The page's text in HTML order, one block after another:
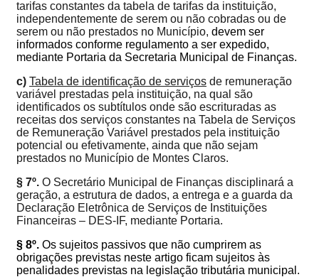
tarifas constantes da tabela de tarifas da instituição,
independentemente de serem ou não cobradas ou de
serem ou não prestados no Município, devem ser
informados conforme regulamento a ser expedido,
mediante Portaria da Secretaria Municipal de Finanças.
c) Tabela de identificação de serviços de remuneração
variável prestadas pela instituição, na qual são
identificados os subtítulos onde são escrituradas as
receitas dos serviços constantes na Tabela de Serviços
de Remuneração Variável prestados pela instituição
potencial ou efetivamente, ainda que não sejam
prestados no Município de Montes Claros.
§ 7º. O Secretário Municipal de Finanças disciplinará a
geração, a estrutura de dados, a entrega e a guarda da
Declaração Eletrônica de Serviços de Instituições
Financeiras – DES-IF, mediante Portaria.
§ 8º. Os sujeitos passivos que não cumprirem as
obrigações previstas neste artigo ficam sujeitos às
penalidades previstas na legislação tributária municipal.